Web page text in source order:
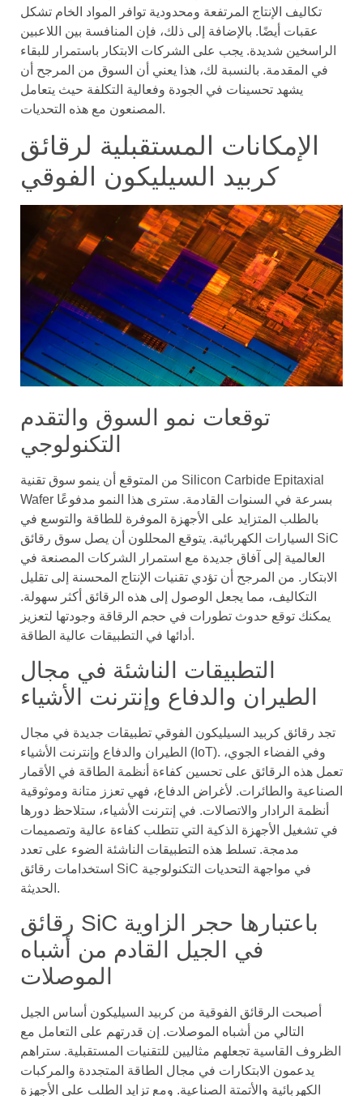
تكاليف الإنتاج المرتفعة ومحدودية توافر المواد الخام تشكل
عقبات أيضًا. بالإضافة إلى ذلك، فإن المنافسة بين اللاعبين
الراسخين شديدة. يجب على الشركات الابتكار باستمرار للبقاء
في المقدمة. بالنسبة لك، هذا يعني أن السوق من المرجح أن
يشهد تحسينات في الجودة وفعالية التكلفة حيث يتعامل
المصنعون مع هذه التحديات.
الإمكانات المستقبلية لرقائق
كربيد السيليكون الفوقي
توقعات نمو السوق والتقدم
التكنولوجي
من المتوقع أن ينمو سوق تقنية Silicon Carbide Epitaxial
Wafer بسرعة في السنوات القادمة. سترى هذا النمو مدفوعًا
بالطلب المتزايد على الأجهزة الموفرة للطاقة والتوسع في
السيارات الكهربائية. يتوقع المحللون أن يصل سوق رقائق SiC
العالمية إلى آفاق جديدة مع استمرار الشركات المصنعة في
الابتكار. من المرجح أن تؤدي تقنيات الإنتاج المحسنة إلى تقليل
التكاليف، مما يجعل الوصول إلى هذه الرقائق أكثر سهولة.
يمكنك توقع حدوث تطورات في حجم الرقاقة وجودتها لتعزيز
أدائها في التطبيقات عالية الطاقة.
التطبيقات الناشئة في مجال
الطيران والدفاع وإنترنت الأشياء
تجد رقائق كربيد السيليكون الفوقي تطبيقات جديدة في مجال
الطيران والدفاع وإنترنت الأشياء (IoT). وفي الفضاء الجوي،
تعمل هذه الرقائق على تحسين كفاءة أنظمة الطاقة في الأقمار
الصناعية والطائرات. لأغراض الدفاع، فهي تعزز متانة وموثوقية
أنظمة الرادار والاتصالات. في إنترنت الأشياء، ستلاحظ دورها
في تشغيل الأجهزة الذكية التي تتطلب كفاءة عالية وتصميمات
مدمجة. تسلط هذه التطبيقات الناشئة الضوء على تعدد
استخدامات رقائق SiC في مواجهة التحديات التكنولوجية
الحديثة.
رقائق SiC باعتبارها حجر الزاوية
في الجيل القادم من أشباه
أصبحت الرقائق الفوقية من كربيد السيليكون أساس الجيل
التالي من أشباه الموصلات. إن قدرتهم على التعامل مع
الظروف القاسية تجعلهم مثاليين للتقنيات المستقبلية. ستراهم
يدعمون الابتكارات في مجال الطاقة المتجددة والمركبات
الكهربائية والأتمتة الصناعية. ومع تزايد الطلب على الأجهزة